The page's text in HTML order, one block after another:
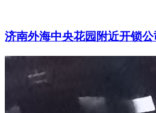
济南外海中央花园附近开锁